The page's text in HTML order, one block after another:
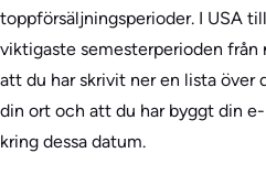
toppförsäljningsperioder. I USA
viktigaste semesterperioden från
att du har skrivit ner en lista över
din ort och att du har byggt din
kring dessa datum.